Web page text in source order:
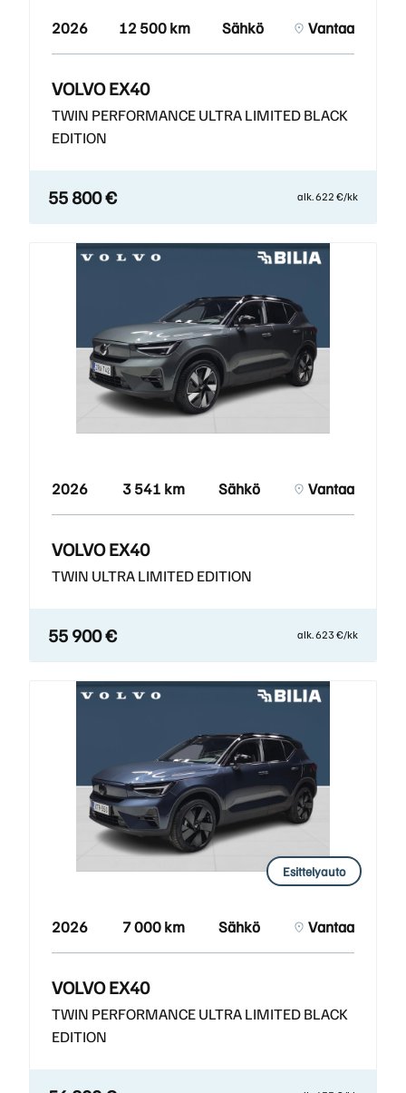
2026 12 500 km Sähkö Vantaa
VOLVO EX40
TWIN PERFORMANCE ULTRA LIMITED BLACK
EDITION
55 800 € alk. 622 €/kk
2026 3 541 km Sähkö Vantaa
VOLVO EX40
TWIN ULTRA LIMITED EDITION
55 900 € alk. 623 €/kk
Esittelyauto
2026 7 000 km Sähkö Vantaa
VOLVO EX40
TWIN PERFORMANCE ULTRA LIMITED BLACK
EDITION